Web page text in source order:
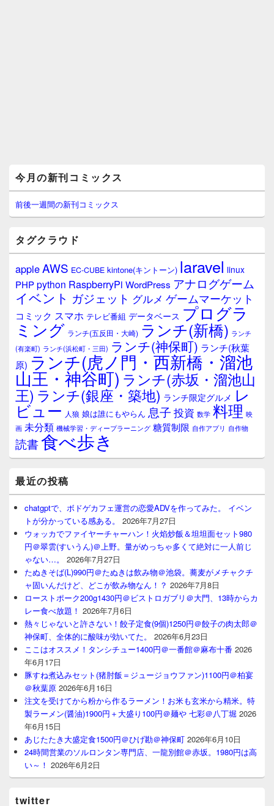
イ
ン
サ
イ
ウ
ィ
ジ
ェ
ア
今月の新刊コミックス
前後一週間の新刊コミックス
タグクラウド
appleAWS EC-CUBE kintone(キントーン) laravel linux
PHPpython RaspberryPi WordPress アナログゲーム
イベント ガジェット グルメ ゲームマーケット
コミック スマホ テレビ番組 データベース プログラ
ミング ランチ(五反田・大崎) ランチ(新橋) ランチ
(有楽町) ランチ(浜松町・三田) ランチ(神保町) ランチ(秋葉
原) ランチ(虎ノ門・西新橋・溜池
山王・神谷町) ランチ(赤坂・溜池山
王) ランチ(銀座・築地) ランチ限定グルメ レ
ビュー 人狼 娘は誰にもやらん 息子 投資 数学 料理 映
画 未分類 機械学習・ディープラーニング 糖質制限 自作アプリ 自作物
読書食べ歩き
最近の投稿
chatgptで、ボドゲカフェ運営の恋愛ADVを作ってみた。 イベン
トが分かっている感ある。
2026年7月27日
ウォッカでファイヤーチャーハン！火焰炒飯＆坦坦面セット980
円＠翠雲(すいうん)＠上野。量がめっちゃ多くて絶対に一人前じ
ゃない…。
2026年7月27日
たぬきそば(L)990円＠たぬきは飲み物＠池袋。蕎麦がメチャクチ
ャ固いんだけど、どこが飲み物なん！？ 2026年7月8日
ローストポーク200g1430円＠ビストロガブリ＠大門、13時からカ
レー食べ放題！ 2026年7月6日
熱々じゃないと許さない！餃子定食(9個)1250円＠餃子の肉太郎＠
神保町、全体的に酸味が効いてた。
2026年6月23日
ここはオススメ！タンシチュー1400円＠一番館＠麻布十番 2026
年6月17日
豚すね煮込みセット(猪肘飯＝ジュージョウファン)1100円＠柏宴
＠秋葉原 2026年6月16日
注文を受けてから粉から作るラーメン！お米も玄米から精米。特
製ラーメン(醤油)1900円＋大盛り100円＠麺や 七彩＠八丁堀 2026
年6月15日
あじたたき大盛定食1500円＠ひげ勘＠神保町 2026年6月10日
24時間営業のソルロンタン専門店、一龍別館＠赤坂。1980円は高
い～！ 2026年6月2日
twitter